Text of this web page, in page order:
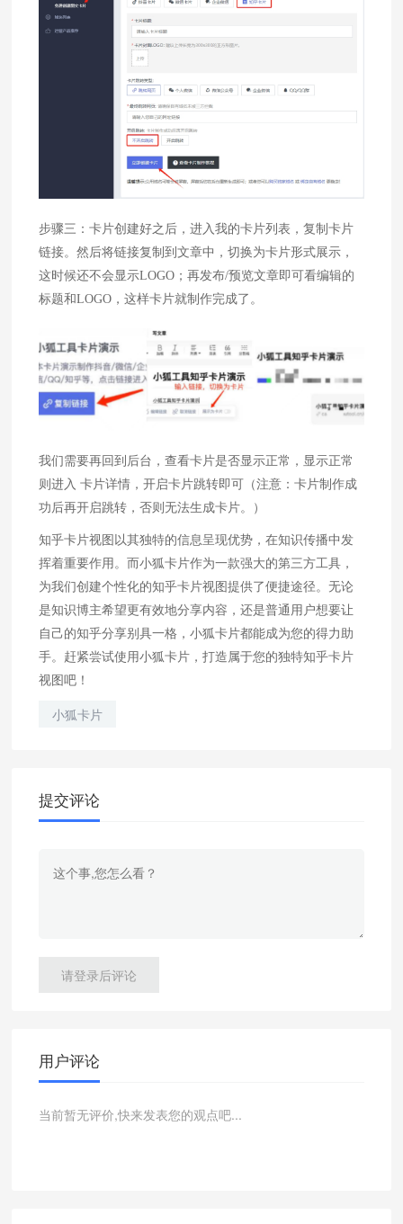
步骤三：卡片创建好之后，进入我的卡片列表，复制卡片
链接。然后将链接复制到文章中，切换为卡片形式展示，
这时候还不会显示LOGO；再发布/预览文章即可看编辑的
标题和LOGO，这样卡片就制作完成了。
我们需要再回到后台，查看卡片是否显示正常，显示正常
则进入 卡片详情，开启卡片跳转即可（注意：卡片制作成
功后再开启跳转，否则无法生成卡片。）
知乎卡片视图以其独特的信息呈现优势，在知识传播中发
挥着重要作用。而小狐卡片作为一款强大的第三方工具，
为我们创建个性化的知乎卡片视图提供了便捷途径。无论
是知识博主希望更有效地分享内容，还是普通用户想要让
自己的知乎分享别具一格，小狐卡片都能成为您的得力助
手。赶紧尝试使用小狐卡片，打造属于您的独特知乎卡片
视图吧！
小狐卡片
提交评论
请登录后评论
用户评论
当前暂无评价,快来发表您的观点吧...